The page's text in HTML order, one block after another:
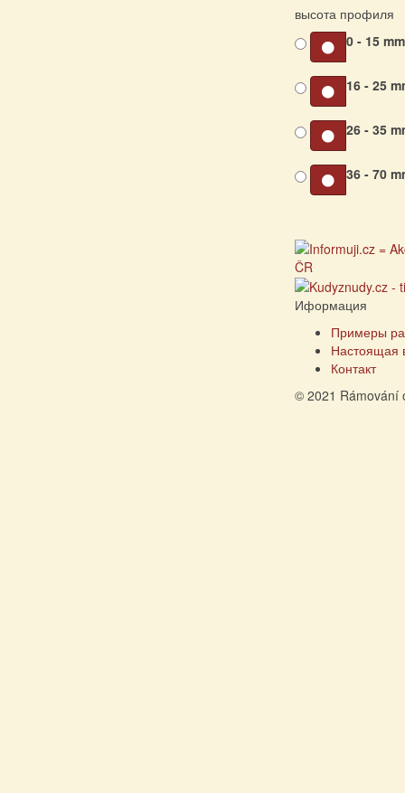
высота профиля
0 - 15
16 - 25
26 - 35
36 - 70
Иформация
Примеры
Настоящая
Контакт
© 2021 Rámování